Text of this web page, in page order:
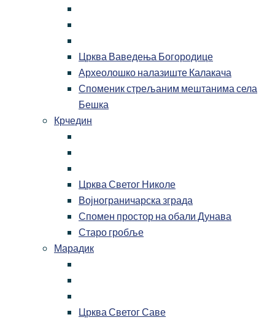
Црква Ваведења Богородице
Археолошко налазиште Калакача
Споменик стрељаним мештанима села
Бешка
Крчедин
Црква Светог Николе
Војнограничарска зграда
Спомен простор на обали Дунава
Старо гробље
Марадик
Црква Светог Саве